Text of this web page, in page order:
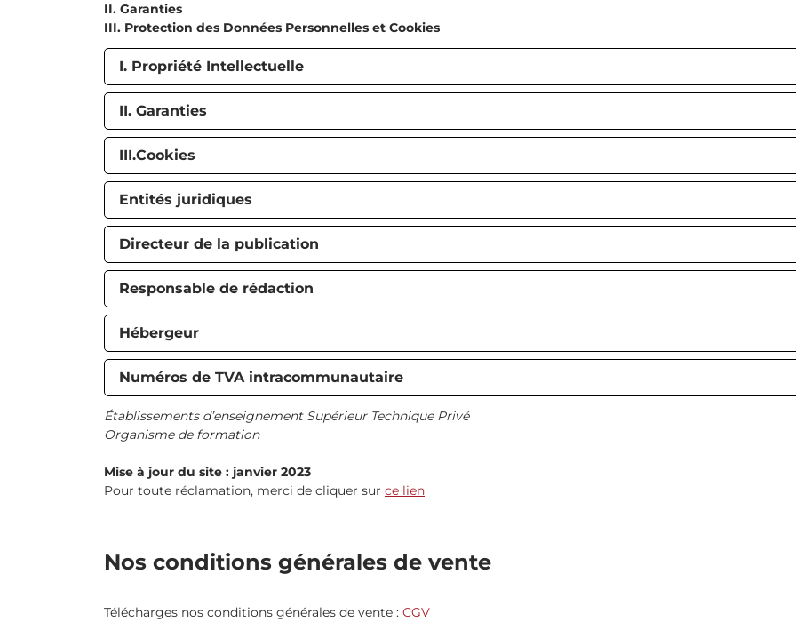
II. Garanties
III. Protection des Données Personnelles et Cookies
I. Propriété Intellectuelle
II. Garanties
III.Cookies
Entités juridiques
Directeur de la publication
Responsable de rédaction
Hébergeur
Numéros de TVA intracommunautaire
Établissements d’enseignement Supérieur Technique Privé
Organisme de formation
Mise à jour du site : janvier 2023
Pour toute réclamation, merci de cliquer sur ce lien
Nos conditions générales de vente
Télécharges nos conditions générales de vente : CGV